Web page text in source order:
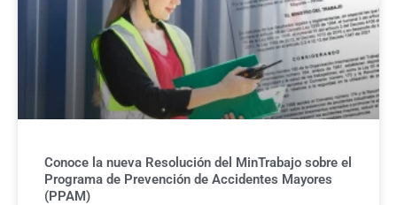
Conoce la nueva Resolución del MinTrabajo sobre el
Programa de Prevención de Accidentes Mayores
(PPAM)